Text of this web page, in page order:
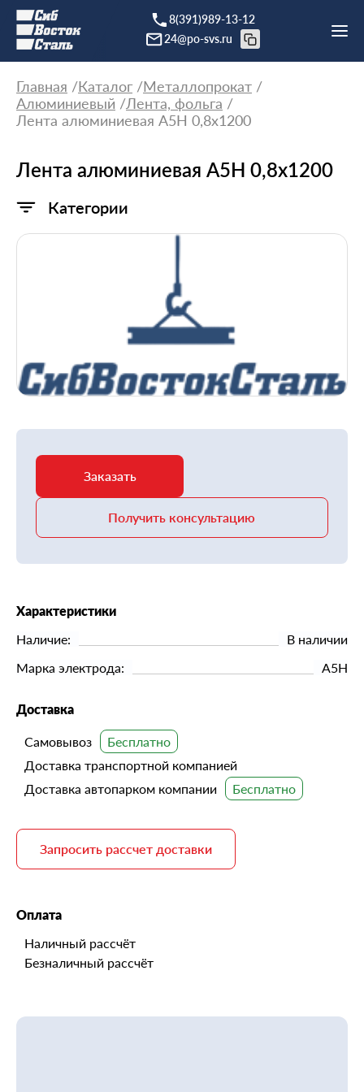
8(391)989-13-12
24@po-svs.ru
Главная Каталог
Металлопрокат
Алюминиевый
Лента, фольга
Лента алюминиевая А5Н 0,8х1200
Лента алюминиевая А5Н 0,8х1200
Категории
Заказать
Получить консультацию
Характеристики
Наличие:
В наличии
Марка электрода:
А5Н
Доставка
Самовывоз
Доставка транспортной компанией
Доставка автопарком компании
Запросить рассчет доставки
Оплата
Наличный рассчёт
Безналичный рассчёт